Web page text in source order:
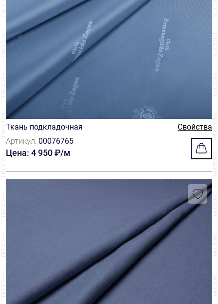
Ткань подкладочная
Свойства
Артикул: 00076765
Цена: 4 950 ₽/м